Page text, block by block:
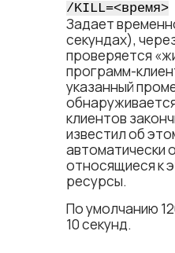
/KILL=<​время​>
Задает
секундах),
проверяется
программ-
указанный
клиентов
известил об
автоматически
относящиеся к
ресурсы.
По умолчанию
10 секунд.